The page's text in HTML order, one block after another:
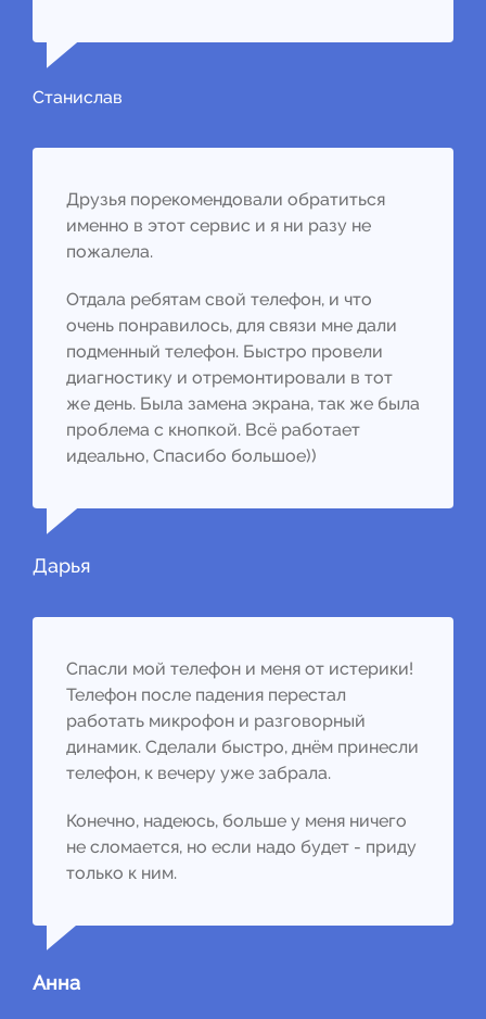
Станислав
Друзья порекомендовали обратиться
именно в этот сервис и я ни разу не
пожалела.
Отдала ребятам свой телефон, и что
очень понравилось, для связи мне дали
подменный телефон. Быстро провели
диагностику и отремонтировали в тот
же день. Была замена экрана, так же была
проблема с кнопкой. Всё работает
идеально, Спасибо большое))
Дарья
Спасли мой телефон и меня от истерики!
Телефон после падения перестал
работать микрофон и разговорный
динамик. Сделали быстро, днём принесли
телефон, к вечеру уже забрала.
Конечно, надеюсь, больше у меня ничего
не сломается, но если надо будет - приду
только к ним.
Анна